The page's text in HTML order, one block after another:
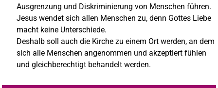
Ausgrenzung und Diskriminierung von Menschen führen.
Jesus wendet sich allen Menschen zu, denn Gottes Liebe
macht keine Unterschiede.
Deshalb soll auch die Kirche zu einem Ort werden, an dem
sich alle Menschen angenommen und akzeptiert fühlen
und gleichberechtigt behandelt werden.